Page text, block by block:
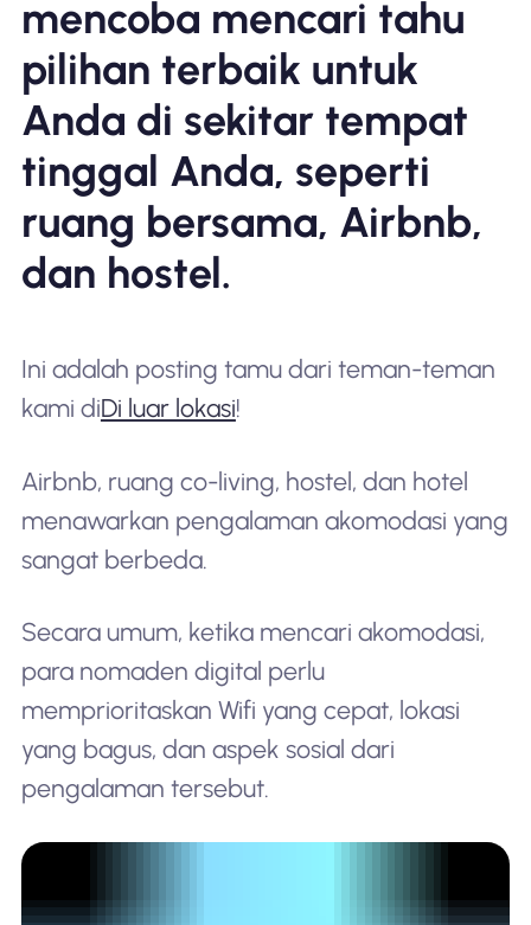
mencoba mencari tahu
pilihan terbaik untuk
Anda di sekitar tempat
tinggal Anda, seperti
ruang bersama, Airbnb,
dan hostel.
Ini adalah posting tamu dari teman-teman
kami diDi luar lokasi!
Airbnb, ruang co-living, hostel, dan hotel
menawarkan pengalaman akomodasi yang
sangat berbeda.
Secara umum, ketika mencari akomodasi,
para nomaden digital perlu
memprioritaskan Wifi yang cepat, lokasi
yang bagus, dan aspek sosial dari
pengalaman tersebut.